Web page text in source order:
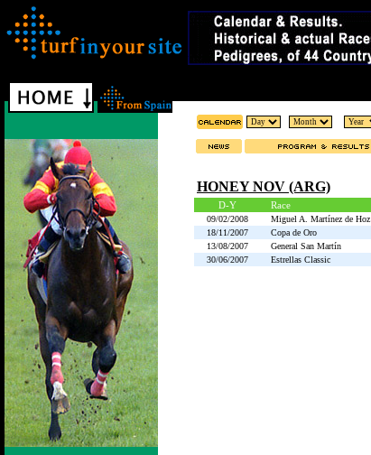
HONEY NOV (ARG)
D-Y Race
09/02/2008 Miguel A. Martínez de Hoz
18/11/2007
Copa de Oro
13/08/2007
General San Martín
30/06/2007
Estrellas Classic